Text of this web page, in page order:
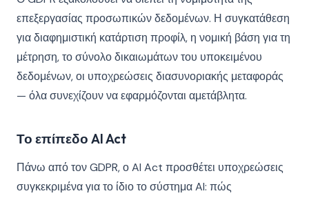
επεξεργασίας προσωπικών δεδομένων. Η συγκατάθεση
για διαφημιστική κατάρτιση προφίλ, η νομική βάση για τη
μέτρηση, το σύνολο δικαιωμάτων του υποκειμένου
δεδομένων, οι υποχρεώσεις διασυνοριακής μεταφοράς
— όλα συνεχίζουν να εφαρμόζονται αμετάβλητα.
Το επίπεδο AI Act
Πάνω από τον GDPR, ο AI Act προσθέτει υποχρεώσεις
συγκεκριμένα για το ίδιο το σύστημα AI: πώς